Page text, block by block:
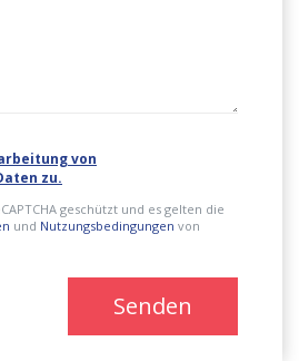
von
zu.
geschützt und es gelten die
und Nutzungsbedingungen von
Senden